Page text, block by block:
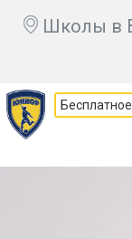
Школы в